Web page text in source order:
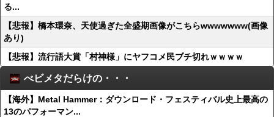
る...
【悲報】橋本環奈、天使過ぎた全盛期画像がこちらwwwwwww(画像
あり)
【悲報】流行語大賞「村神様」にヤフコメ民ブチ切れｗｗｗｗ
べビメタだらけの・・・
【海外】Metal Hammer：ダウンロード・フェスティバル史上最高の
13のパフォーマン...